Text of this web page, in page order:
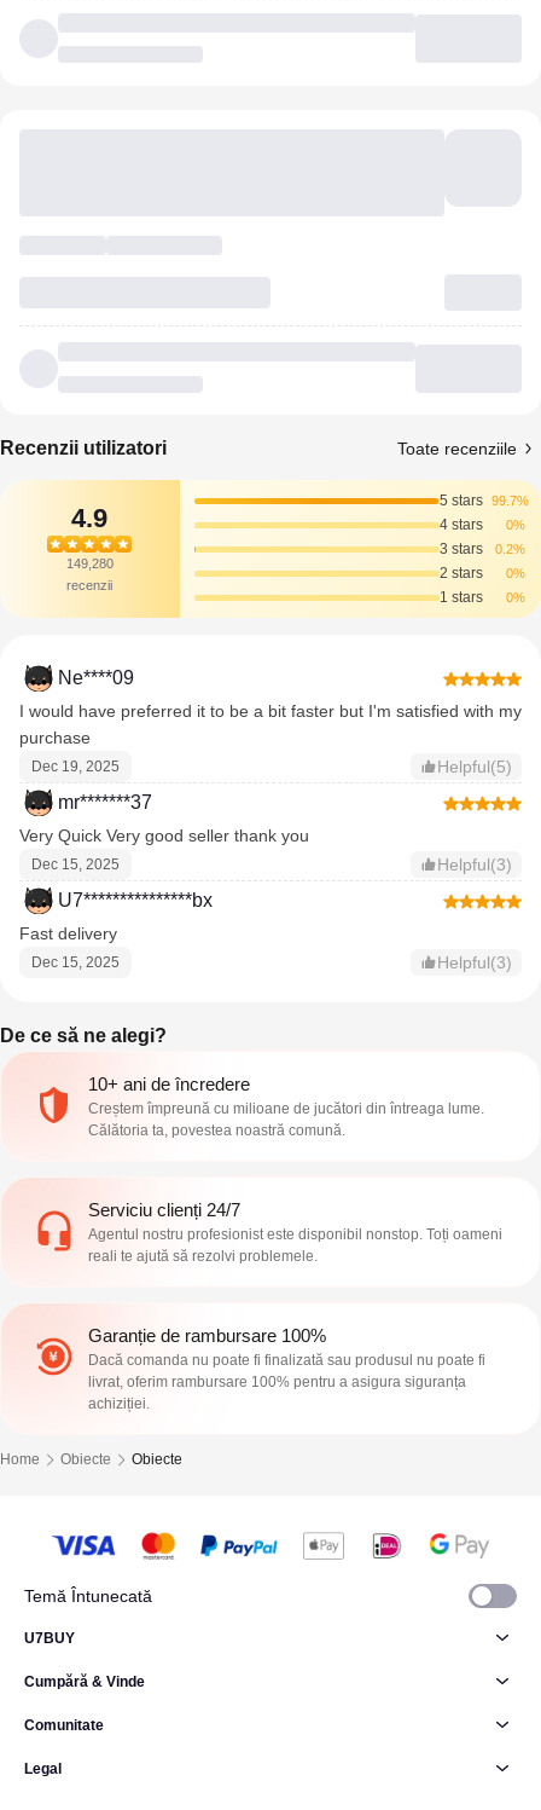
Recenzii utilizatori Toate recenziile
4.9
149,280
recenzii
5 stars 99.7%
4 stars 0%
3 stars 0.2%
2 stars 0%
1 stars 0%
Ne****09
I would have preferred it to be a bit faster but I'm satisfied with my
purchase
Dec 19, 2025 Helpful(5)
mr*******37
Very Quick Very good seller thank you
Dec 15, 2025 Helpful(3)
U7***************bx
Fast delivery
Dec 15, 2025 Helpful(3)
De ce să ne alegi?
10+ ani de încredere
Creștem împreună cu milioane de jucători din întreaga lume.
Călătoria ta, povestea noastră comună.
Serviciu clienți 24/7
Agentul nostru profesionist este disponibil nonstop. Toți oameni
reali te ajută să rezolvi problemele.
Garanție de rambursare 100%
Dacă comanda nu poate fi finalizată sau produsul nu poate fi
livrat, oferim rambursare 100% pentru a asigura siguranța
achiziției.
Home Obiecte Obiecte
Temă Întunecată
U7BUY
Cumpără & Vinde
Comunitate
Legal